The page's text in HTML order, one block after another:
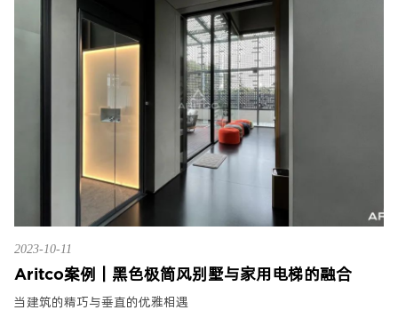
2023-10-11
Aritco案例｜黑色极简风别墅与家用电梯的融合
当建筑的精巧与垂直的优雅相遇